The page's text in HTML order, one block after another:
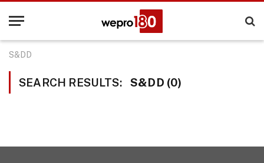
S&DD
SEARCH RESULTS: S&DD (0)